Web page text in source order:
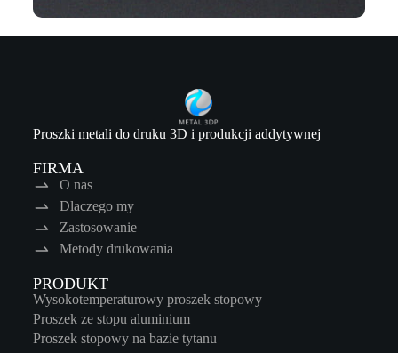
Proszki metali do druku 3D i produkcji addytywnej
FIRMA
O nas
Dlaczego my
Zastosowanie
Metody drukowania
PRODUKT
Wysokotemperaturowy proszek stopowy
Proszek ze stopu aluminium
Proszek stopowy na bazie tytanu